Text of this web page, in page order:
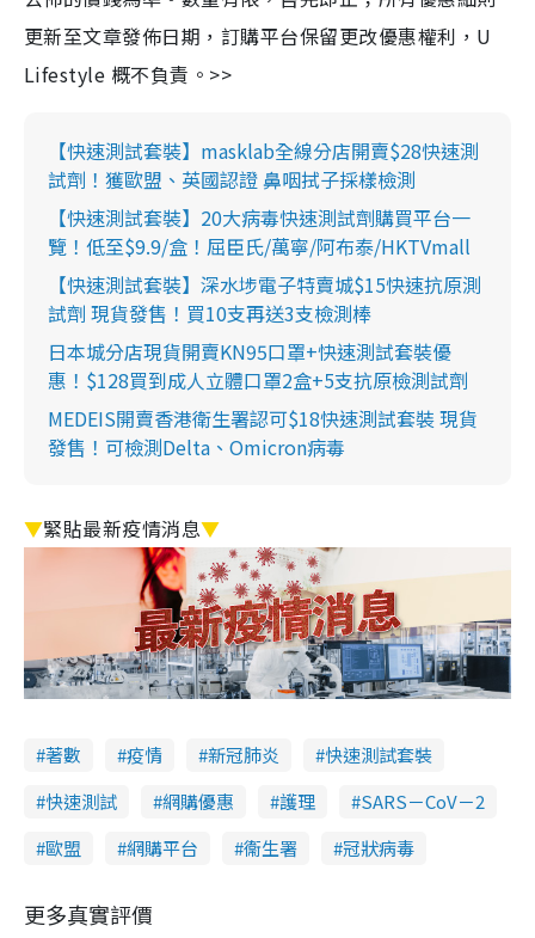
更新至文章發佈日期，訂購平台保留更改優惠權利，U
Lifestyle 概不負責。>>
【快速測試套裝】masklab全線分店開賣$28快速測
試劑！獲歐盟、英國認證 鼻咽拭子採樣檢測
【快速測試套裝】20大病毒快速測試劑購買平台一
覽！低至$9.9/盒！屈臣氏/萬寧/阿布泰/HKTVmall
【快速測試套裝】深水埗電子特賣城$15快速抗原測
試劑 現貨發售！買10支再送3支檢測棒
日本城分店現貨開賣KN95口罩+快速測試套裝優
惠！$128買到成人立體口罩2盒+5支抗原檢測試劑
MEDEIS開賣香港衛生署認可$18快速測試套裝 現貨
發售！可檢測Delta、Omicron病毒
▼緊貼最新疫情消息▼
著數 疫情 新冠肺炎
快速測試套裝
快速測試
網購優惠 護理
SARS－CoV－2
歐盟
網購平台 衞生署 冠狀病毒
更多真實評價